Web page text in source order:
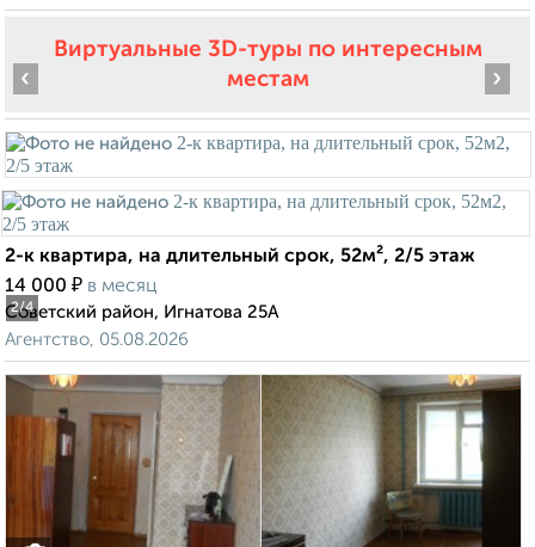
Виртуальные 3D-туры по интересным
местам
2/4
‹ ›
2-к квартира, на длительный срок, 52м², 2/5 этаж
14 000 ₽ в месяц
Советский район, Игнатова 25А
Агентство, 05.08.2026